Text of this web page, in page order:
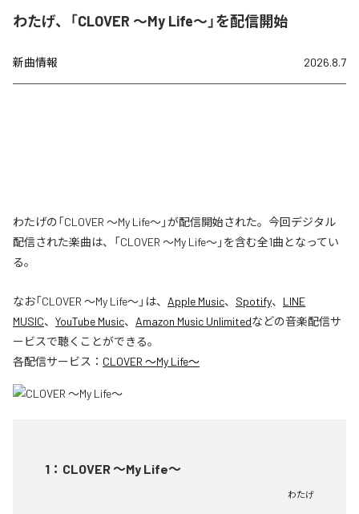
わたげ、「CLOVER ～My Life～」を配信開始
新曲情報 2026.8.7
わたげの「CLOVER ～My Life～」が配信開始された。今回デジタル
配信された楽曲は、「CLOVER ～My Life～」を含む全1曲となってい
る。
なお「CLOVER ～My Life～」は、 Apple Music、 Spotify、 LINE
MUSIC、 YouTube Music、 Amazon Music Unlimitedなどの音楽配信サ
ービスで聴くことができる。
各配信サービス： CLOVER ～My Life～
1 ： CLOVER ～My Life～
わたげ